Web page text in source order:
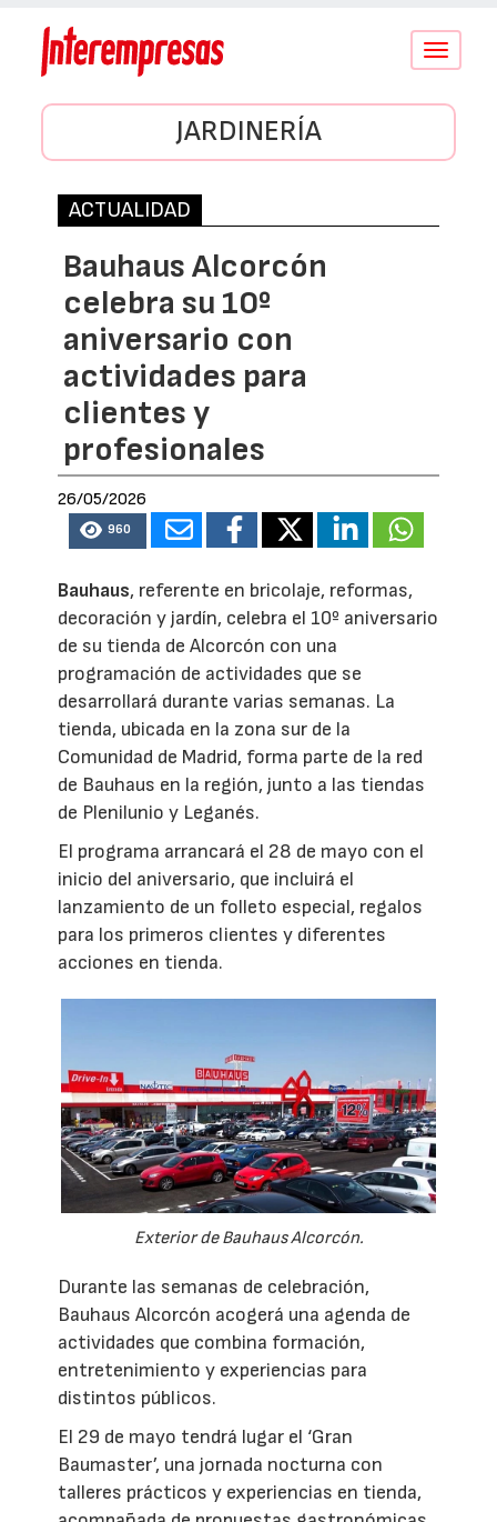
Conmutar
JARDINERÍA
ACTUALIDAD
Bauhaus Alcorcón
celebra su 10º
aniversario con
actividades para
clientes y
profesionales
26/05/2026
960
Bauhaus, referente en bricolaje, reformas,
decoración y jardín, celebra el 10º aniversario
de su tienda de Alcorcón con una
programación de actividades que se
desarrollará durante varias semanas. La
tienda, ubicada en la zona sur de la
Comunidad de Madrid, forma parte de la red
de Bauhaus en la región, junto a las tiendas
de Plenilunio y Leganés.
El programa arrancará el 28 de mayo con el
inicio del aniversario, que incluirá el
lanzamiento de un folleto especial, regalos
para los primeros clientes y diferentes
acciones en tienda.
Exterior de Bauhaus Alcorcón.
Durante las semanas de celebración,
Bauhaus Alcorcón acogerá una agenda de
actividades que combina formación,
entretenimiento y experiencias para
distintos públicos.
El 29 de mayo tendrá lugar el ‘Gran
Baumaster’, una jornada nocturna con
talleres prácticos y experiencias en tienda,